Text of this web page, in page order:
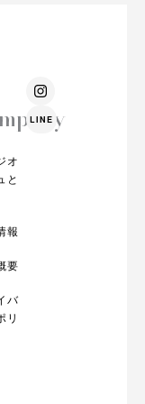
オ
と
報
要
バ
リ
I
n
s
t
LINE